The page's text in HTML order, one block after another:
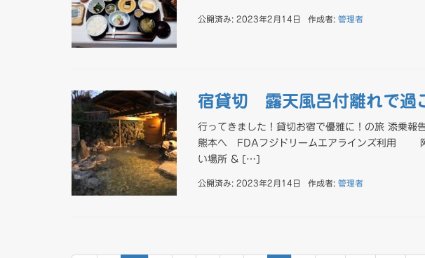
公開済み: 2023年2月14日 作成者: 管理者
宿貸切 露天風呂付離れで過
行ってきました！貸切お宿で優雅に！の旅 添乗
熊本へ FDAフジドリームエアラインズ利用 阿
い場所 & […]
公開済み: 2023年2月14日 作成者: 管理者